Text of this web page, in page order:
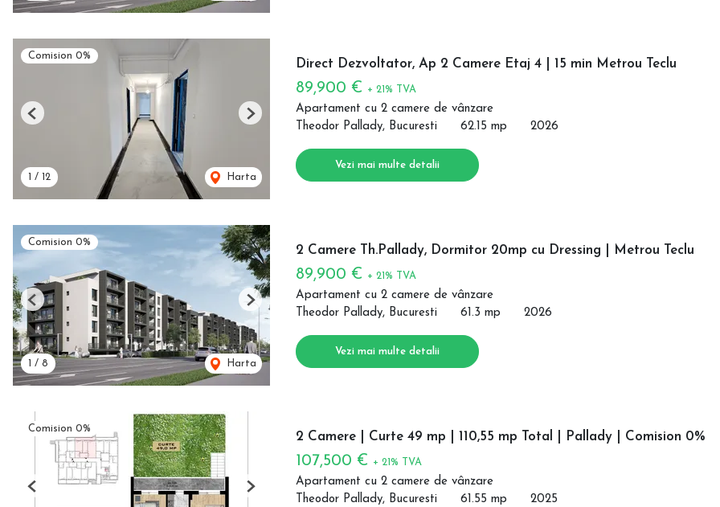
Comision 0%
1 / 12 Harta
Previous Next
Direct Dezvoltator, Ap 2 Camere Etaj 4 | 15 min Metrou Teclu
89,900 € + 21% TVA
Apartament cu 2 camere de vânzare
Theodor Pallady, Bucuresti
62.15 mp 2026
Vezi mai multe detalii
Comision 0%
1 / 8 Harta
Previous Next
2 Camere Th.Pallady, Dormitor 20mp cu Dressing | Metrou Teclu
89,900 € + 21% TVA
Apartament cu 2 camere de vânzare
Theodor Pallady, Bucuresti
61.3 mp 2026
Vezi mai multe detalii
Comision 0%
Previous Next
2 Camere | Curte 49 mp | 110,55 mp Total | Pallady | Comision 0%
107,500 € + 21% TVA
Apartament cu 2 camere de vânzare
Theodor Pallady, Bucuresti
61.55 mp 2025